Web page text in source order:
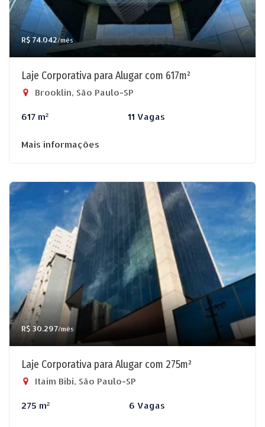
R$ 74.042/mês
Laje Corporativa para Alugar com 617m²
Brooklin, São Paulo-SP
617 m² 11 Vagas
Mais informações
R$ 30.297/mês
Laje Corporativa para Alugar com 275m²
Itaim Bibi, São Paulo-SP
275 m² 6 Vagas